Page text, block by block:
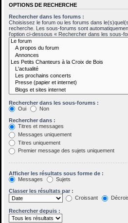
OPTIONS DE RECHERCHE
Rechercher dans les forums :
Choisissez le forum ou les forums dans
recherche. Les sous-forums sont
l’option ci-dessous « Rechercher dans les sous-
Rechercher dans les sous-forums :
Oui
Non
Rechercher dans :
Titres et messages
Messages uniquement
Titres uniquement
Premier message des sujets uniquement
Afficher les résultats sous forme de :
Messages
Sujets
Classer les résultats par :
Croissant
Rechercher depuis :